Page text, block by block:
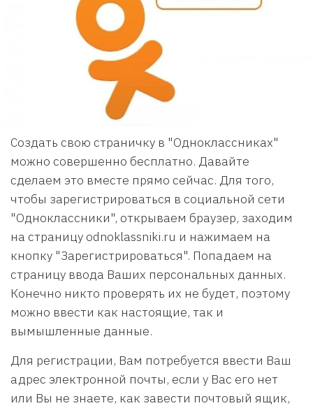
Создать свою страничку в "Одноклассниках"
можно совершенно бесплатно. Давайте
сделаем это вместе прямо сейчас. Для того,
чтобы зарегистрироваться в социальной сети
"Одноклассники", открываем браузер, заходим
на страницу odnoklassniki.ru и нажимаем на
кнопку "Зарегистрироваться". Попадаем на
страницу ввода Ваших персональных данных.
Конечно никто проверять их не будет, поэтому
можно ввести как настоящие, так и
вымышленные данные.
Для регистрации, Вам потребуется ввести Ваш
адрес электронной почты, если у Вас его нет
или Вы не знаете, как завести почтовый ящик,